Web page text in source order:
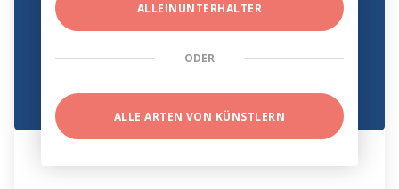
ALLEINUNTERHALTER
ODER
ALLE ARTEN VON KÜNSTLERN